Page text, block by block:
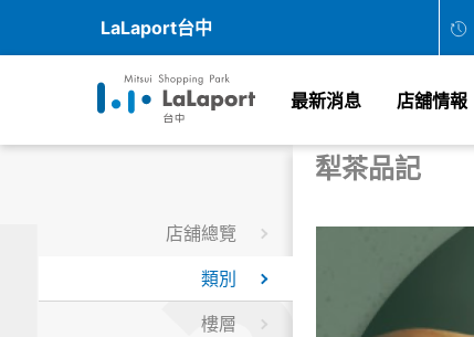
LaLaport台中
最新消息 店舖情報
店舖總覽
類別
樓層
犁茶品記